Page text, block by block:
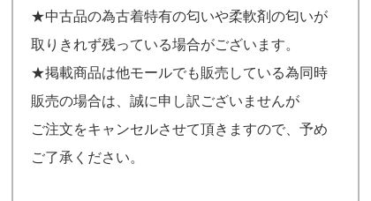
★中古品の為古着特有の匂いや柔軟剤の匂いが
取りきれず残っている場合がございます。
★掲載商品は他モールでも販売している為同時
販売の場合は、誠に申し訳ございませんが
ご注文をキャンセルさせて頂きますので、予め
ご了承ください。